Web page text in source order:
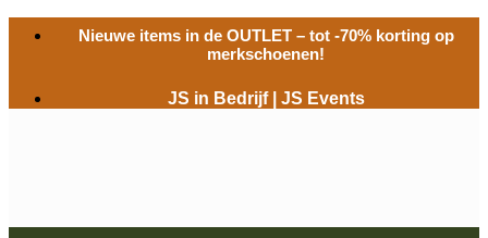
naar
Nieuwe items in de OUTLET– tot -70% korting op
merkschoenen!
JS in Bedrijf JS Events